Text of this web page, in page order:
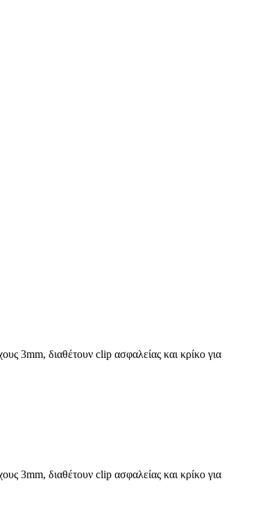
3mm, διαθέτουν clip ασφαλείας και κρίκο για
3mm, διαθέτουν clip ασφαλείας και κρίκο για